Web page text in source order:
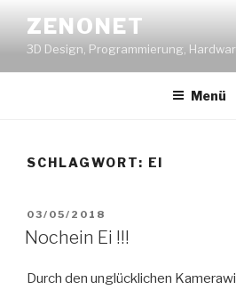
Inhalt
springen
ZENONET
3D Design, Programmierung,
Menü
SCHLAGWORT: EI
VERÖFFENTLICHT
AM
03/05/2018
Nochein Ei !!!
Durch den unglücklichen